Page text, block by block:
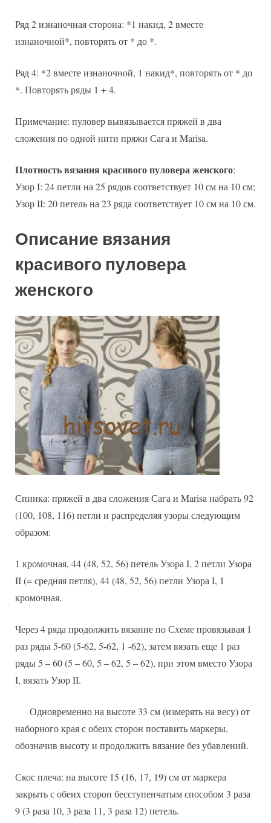
Ряд 2 изнаночная сторона: *1 накид, 2 вместе
изнаночной*, повторять от * до *.
Ряд 4: *2 вместе изнаночной, 1 накид*, повторять от * до
*. Повторять ряды 1 + 4.
Примечание: пуловер вывязывается пряжей в два
сложения по одной нити пряжи Сага и Marisa.
Плотность вязания красивого пуловера женского:
Узор I: 24 петли на 25 рядов соответствует 10 см на 10 см;
Узор II: 20 петель на 23 ряда соответствует 10 см на 10 см.
Описание вязания
красивого пуловера
женского
Спинка: пряжей в два сложения Сага и Marisa набрать 92
(100, 108, 116) петли и распределяя узоры следующим
образом:
1 кромочная, 44 (48, 52, 56) петель Узора I, 2 петли Узора
II (= средняя петля), 44 (48, 52, 56) петли Узора I, 1
кромочная.
Через 4 ряда продолжить вязание по Схеме провязывая 1
раз ряды 5-60 (5-62, 5-62, 1 -62), затем вязать еще 1 раз
ряды 5 – 60 (5 – 60, 5 – 62, 5 – 62), при этом вместо Узора
I, вязать Узор II.
Одновременно на высоте 33 см (измерять на весу) от
наборного края с обеих сторон поставить маркеры,
обозначив высоту и продолжить вязание без убавлений.
Скос плеча: на высоте 15 (16, 17, 19) см от маркера
закрыть с обеих сторон бесступенчатым способом 3 раза
9 (3 раза 10, 3 раза 11, 3 раза 12) петель.